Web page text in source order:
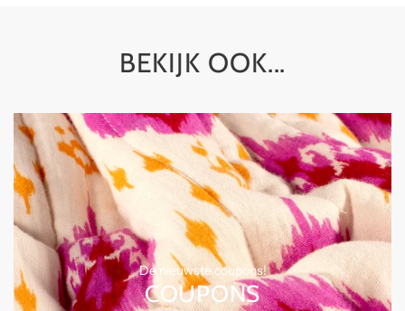
R
E
BEKIJK OOK...
De nieuwste coupons!
COUPONS